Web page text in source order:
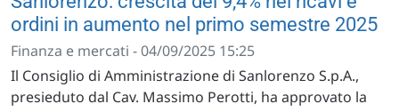
ordini in aumento nel primo semestre 2025
Finanza e mercati - 04/09/2025 15:25
Il Consiglio di Amministrazione di Sanlorenzo S.p.A.,
presieduto dal Cav. Massimo Perotti, ha approvato la